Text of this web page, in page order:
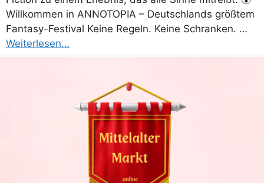
Willkommen in ANNOTOPIA – Deutschlands größtem
Fantasy-Festival Keine Regeln. Keine Schranken. …
Weiterlesen…